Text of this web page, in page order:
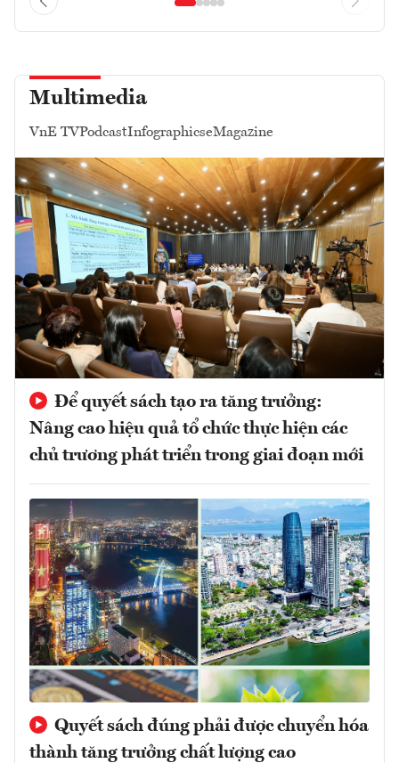
Multimedia
VnE TVPodcastInfographicseMagazine
Để quyết sách tạo ra tăng trưởng:
Nâng cao hiệu quả tổ chức thực hiện các
chủ trương phát triển trong giai đoạn mới
Quyết sách đúng phải được chuyển hóa
thành tăng trưởng chất lượng cao